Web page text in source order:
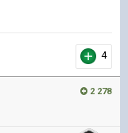
4
2 278